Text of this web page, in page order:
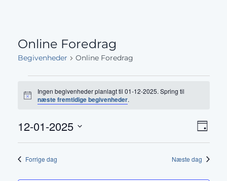
Online Foredrag
Begivenheder Online Foredrag
Begivenheder
for
01-
12-
2025
Notice
Ingen begivenheder planlagt til 01-12-2025. Spring til
næste fremtidige begivenheder.
af
Dag
12-01-2025
Vælg
Forrige dag Næste dag